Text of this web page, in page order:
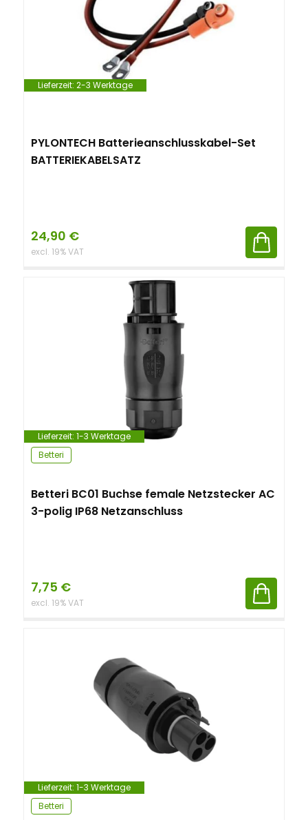
Lieferzeit: 2-3 Werktage
PYLONTECH Batterieanschlusskabel-Set
BATTERIEKABELSATZ
24,90 €
excl. 19% VAT
Lieferzeit: 1-3 Werktage
Betteri
Betteri BC01 Buchse female Netzstecker AC
3-polig IP68 Netzanschluss
7,75 €
excl. 19% VAT
Lieferzeit: 1-3 Werktage
Betteri